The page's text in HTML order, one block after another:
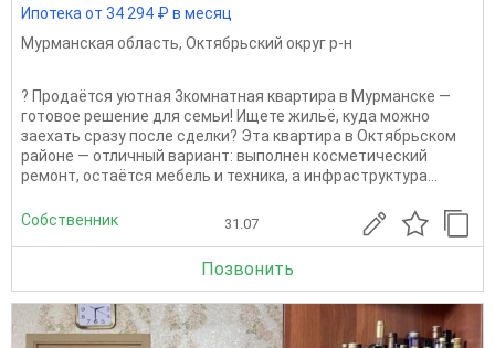
Ипотека от 34 294 ₽ в месяц
Мурманская область, Октябрьский округ р-н
? Продаётся уютная 3комнатная квартира в Мурманске —
готовое решение для семьи! Ищете жильё, куда можно
заехать сразу после сделки? Эта квартира в Октябрьском
районе — отличный вариант: выполнен косметический
ремонт, остаётся мебель и техника, а инфраструктура...
Собственник 31.07
Позвонить